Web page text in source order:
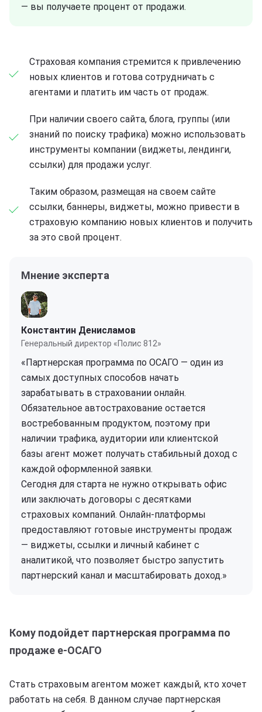
— вы получаете процент от продажи.
Страховая компания стремится к привлечению
новых клиентов и готова сотрудничать с
агентами и платить им часть от продаж.
При наличии своего сайта, блога, группы (или
знаний по поиску трафика) можно использовать
инструменты компании (виджеты, лендинги,
ссылки) для продажи услуг.
Таким образом, размещая на своем сайте
ссылки, баннеры, виджеты, можно привести в
страховую компанию новых клиентов и получить
за это свой процент.
Мнение эксперта
Константин Денисламов
Генеральный директор «Полис 812»
«Партнерская программа по ОСАГО — один из
самых доступных способов начать
зарабатывать в страховании онлайн.
Обязательное автострахование остается
востребованным продуктом, поэтому при
наличии трафика, аудитории или клиентской
базы агент может получать стабильный доход с
каждой оформленной заявки.
Сегодня для старта не нужно открывать офис
или заключать договоры с десятками
страховых компаний. Онлайн-платформы
предоставляют готовые инструменты продаж
— виджеты, ссылки и личный кабинет с
аналитикой, что позволяет быстро запустить
партнерский канал и масштабировать доход.»
Кому подойдет партнерская программа по
продаже е-ОСАГО
Стать страховым агентом может каждый, кто хочет
работать на себя. В данном случае партнерская